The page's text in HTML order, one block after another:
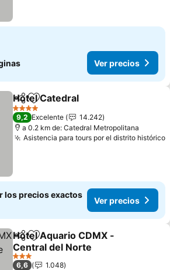
Ver precios
CompartirAgregar a favoritos
Hotel Catedral
4 Estrellas
9,2 Excelente
14.242
a 0.2 km de: Catedral Metropolitana
Asistencia para tours por el distrito histórico
los precios exactos
Ver precios
CompartirAgregar a favoritos
Hotel Aquario CDMX -
Central del Norte
Ver precios
3 Estrellas
6,6
1.048